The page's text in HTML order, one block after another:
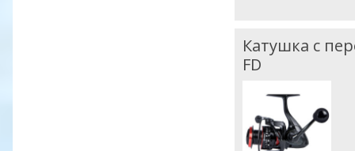
Катушка с
FD